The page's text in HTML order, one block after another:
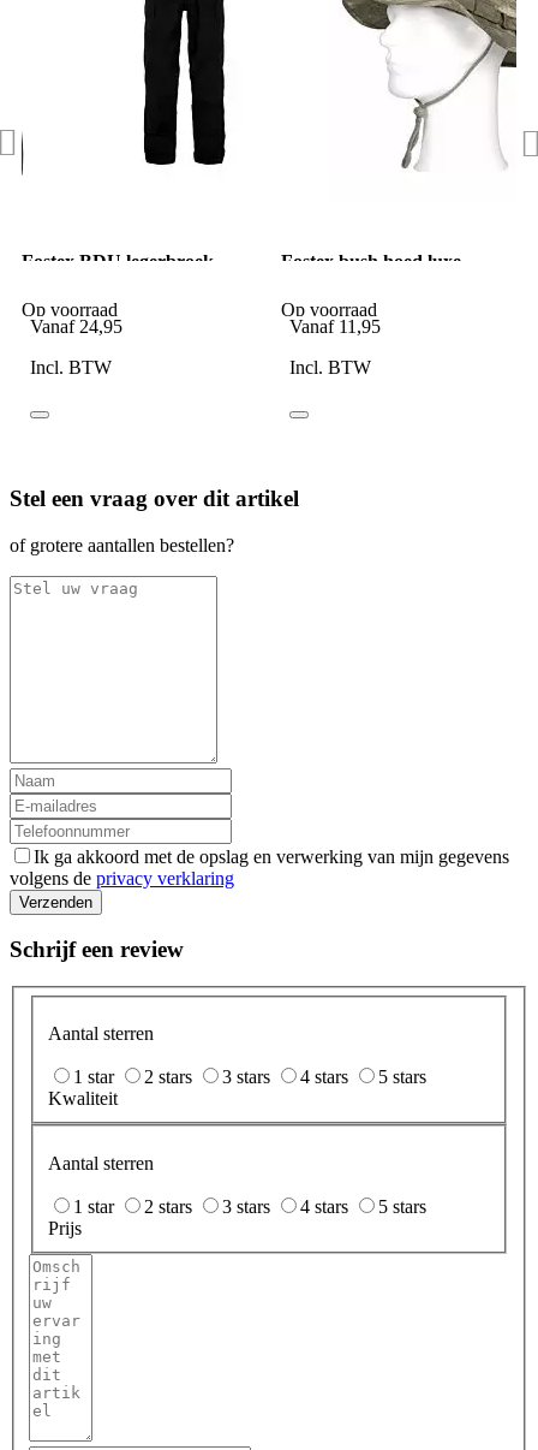
Fostex BDU legerbroek
Op voorraad
Vanaf 24,95
Incl. BTW
Fostex bush hoed luxe
Op voorraad
Vanaf 11,95
Incl. BTW
Stel een vraag over dit artikel
of grotere aantallen bestellen?
Ik ga akkoord met de opslag en verwerking van mijn gegevens
volgens de privacy verklaring
Verzenden
Schrijf een review
Aantal sterren
1 star 2 stars 3 stars 4 stars
5 stars
Kwaliteit
Aantal sterren
1 star 2 stars 3 stars 4 stars
5 stars
Prijs